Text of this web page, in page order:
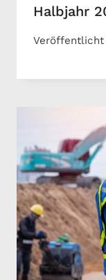
Halbjahr
Veröffentlicht